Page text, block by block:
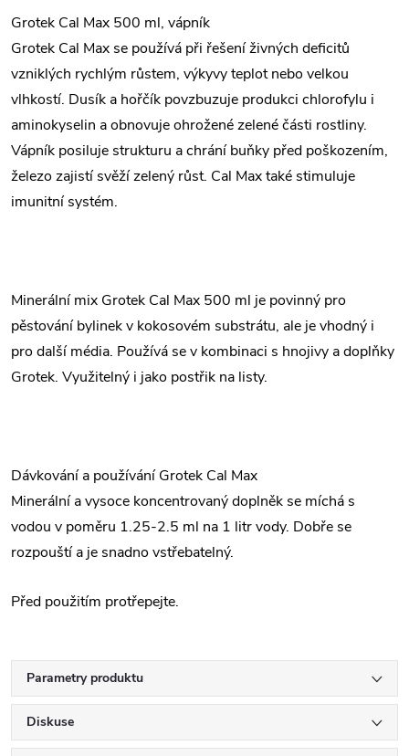
Grotek Cal Max 500 ml, vápník
Grotek Cal Max se používá při řešení živných deficitů
vzniklých rychlým růstem, výkyvy teplot nebo velkou
vlhkostí. Dusík a hořčík povzbuzuje produkci chlorofylu i
aminokyselin a obnovuje ohrožené zelené části rostliny.
Vápník posiluje strukturu a chrání buňky před poškozením,
železo zajistí svěží zelený růst. Cal Max také stimuluje
imunitní systém.
Minerální mix Grotek Cal Max 500 ml je povinný pro
pěstování bylinek v kokosovém substrátu, ale je vhodný i
pro další média. Používá se v kombinaci s hnojivy a doplňky
Grotek. Využitelný i jako postřik na listy.
Dávkování a používání Grotek Cal Max
Minerální a vysoce koncentrovaný doplněk se míchá s
vodou v poměru 1.25-2.5 ml na 1 litr vody. Dobře se
rozpouští a je snadno vstřebatelný.
Před použitím protřepejte.
Parametry produktu
Diskuse